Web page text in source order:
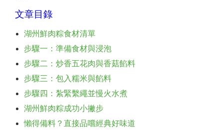
文章目錄
湖州鮮肉粽食材清單
步驟一：準備食材與浸泡
步驟二：炒香五花肉與香菇餡料
步驟三：包入糯米與餡料
步驟四：紮緊繫繩並慢火水煮
湖州鮮肉粽成功小撇步
懶得備料？直接品嚐經典好味道